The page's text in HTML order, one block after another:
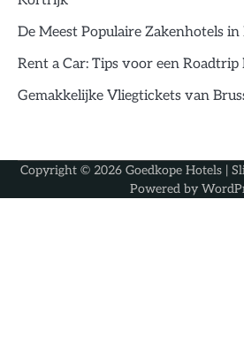
De Meest Populaire Zakenhotels
Rent a Car: Tips voor een Roadtrip
Gemakkelijke Vliegtickets van
Copyright © 2026 Goedkope Hotels|
Powered by